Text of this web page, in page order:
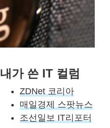
내가 쓴 IT 컬럼
ZDNet 코리아
매일경제 스팟뉴스
조선일보 IT리포터